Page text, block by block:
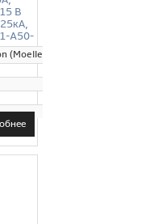
B
A50-
(Moeller)